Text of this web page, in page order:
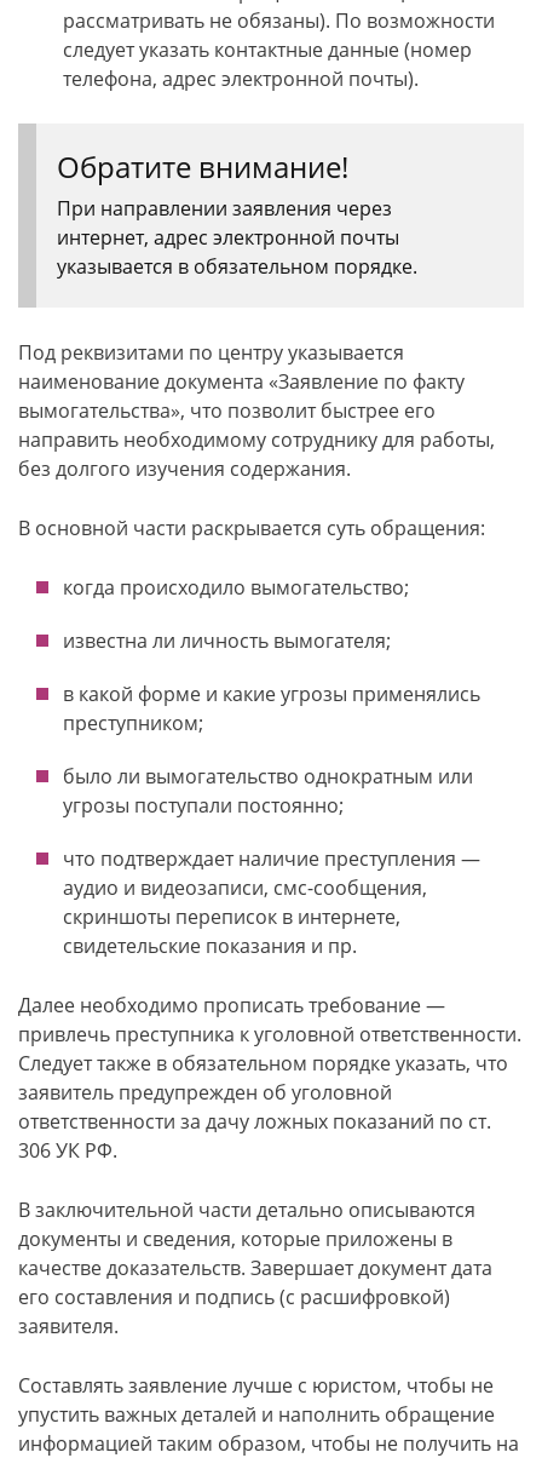
рассматривать не обязаны). По возможности
следует указать контактные данные (номер
телефона, адрес электронной почты).
Обратите внимание!
При направлении заявления через
интернет, адрес электронной почты
указывается в обязательном порядке.
Под реквизитами по центру указывается
наименование документа «Заявление по факту
вымогательства», что позволит быстрее его
направить необходимому сотруднику для работы,
без долгого изучения содержания.
В основной части раскрывается суть обращения:
когда происходило вымогательство;
известна ли личность вымогателя;
в какой форме и какие угрозы применялись
преступником;
было ли вымогательство однократным или
угрозы поступали постоянно;
что подтверждает наличие преступления —
аудио и видеозаписи, смс-сообщения,
скриншоты переписок в интернете,
свидетельские показания и пр.
Далее необходимо прописать требование —
привлечь преступника к уголовной ответственности.
Следует также в обязательном порядке указать, что
заявитель предупрежден об уголовной
ответственности за дачу ложных показаний по ст.
306 УК РФ.
В заключительной части детально описываются
документы и сведения, которые приложены в
качестве доказательств. Завершает документ дата
его составления и подпись (с расшифровкой)
заявителя.
Составлять заявление лучше с юристом, чтобы не
упустить важных деталей и наполнить обращение
информацией таким образом, чтобы не получить на